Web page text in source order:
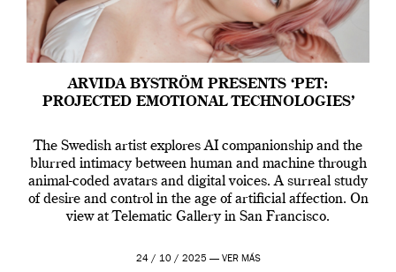
ARVIDA BYSTRÖM PRESENTS ‘PET:
PROJECTED EMOTIONAL TECHNOLOGIES’
The Swedish artist explores AI companionship and the
blurred intimacy between human and machine through
animal-coded avatars and digital voices. A surreal study
of desire and control in the age of artificial affection. On
view at Telematic Gallery in San Francisco.
24 / 10 / 2025 — VER MÁS